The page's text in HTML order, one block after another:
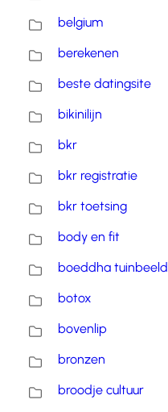
belgium
berekenen
beste datingsite
bikinilijn
bkr
bkr registratie
bkr toetsing
body en fit
boeddha tuinbeeld
botox
bovenlip
bronzen
broodje cultuur